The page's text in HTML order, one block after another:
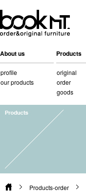
About us Products
profile
our products
original
order
goods
Products-order